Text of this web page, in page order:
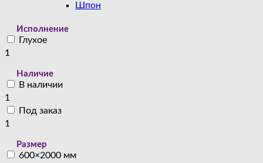
Шпон
Исполнение
Глухое
1
Наличие
В наличии
1
Под заказ
1
Размер
600×2000 мм